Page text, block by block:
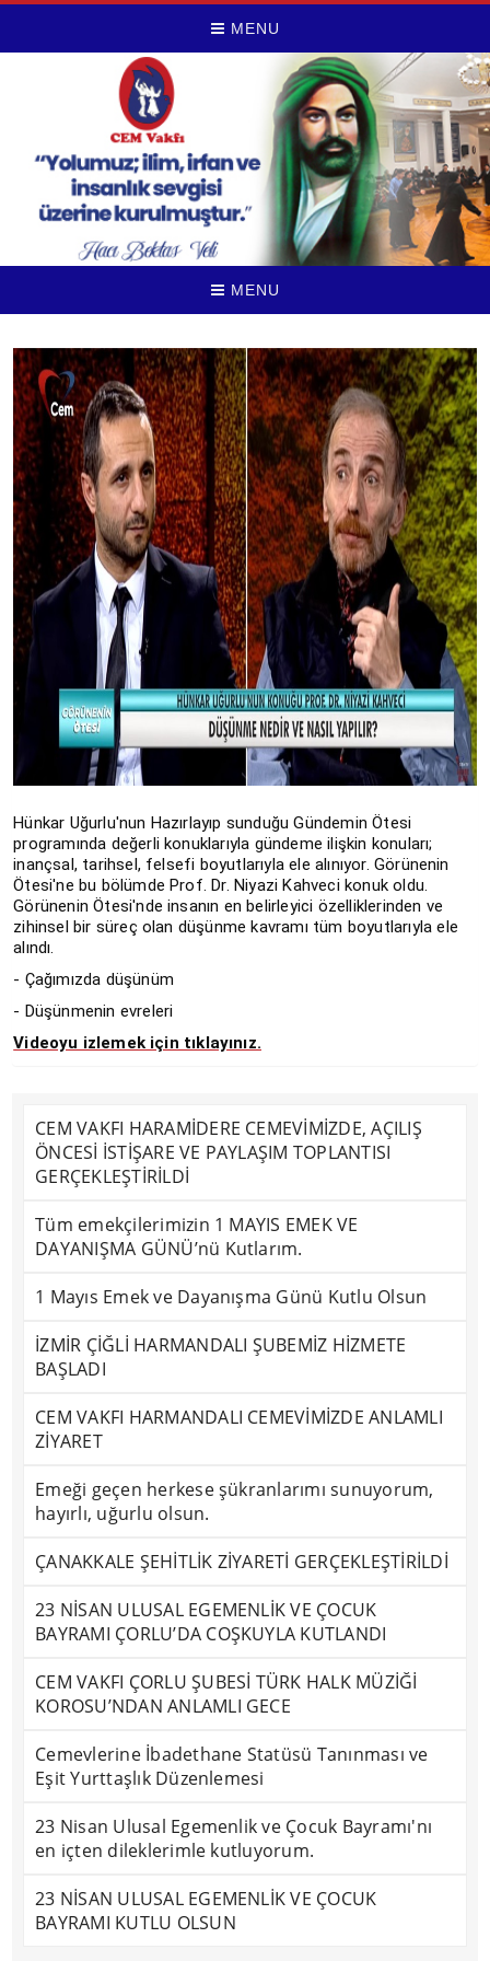
MENU
MENU
Hünkar Uğurlu'nun Hazırlayıp sunduğu Gündemin Ötesi
programında değerli konuklarıyla gündeme ilişkin konuları;
inançsal, tarihsel, felsefi boyutlarıyla ele alınıyor. Görünenin
Ötesi'ne bu bölümde Prof. Dr. Niyazi Kahveci konuk oldu.
Görünenin Ötesi'nde insanın en belirleyici özelliklerinden ve
zihinsel bir süreç olan düşünme kavramı tüm boyutlarıyla ele
alındı.
- Çağımızda düşünüm
- Düşünmenin evreleri
Videoyu izlemek için tıklayınız.
CEM VAKFI HARAMİDERE CEMEVİMİZDE, AÇILIŞ
ÖNCESİ İSTİŞARE VE PAYLAŞIM TOPLANTISI
GERÇEKLEŞTİRİLDİ
Tüm emekçilerimizin 1 MAYIS EMEK VE
DAYANIŞMA GÜNÜ’nü Kutlarım.
1 Mayıs Emek ve Dayanışma Günü Kutlu Olsun
İZMİR ÇİĞLİ HARMANDALI ŞUBEMİZ HİZMETE
BAŞLADI
CEM VAKFI HARMANDALI CEMEVİMİZDE ANLAMLI
ZİYARET
Emeği geçen herkese şükranlarımı sunuyorum,
hayırlı, uğurlu olsun.
ÇANAKKALE ŞEHİTLİK ZİYARETİ GERÇEKLEŞTİRİLDİ
23 NİSAN ULUSAL EGEMENLİK VE ÇOCUK
BAYRAMI ÇORLU’DA COŞKUYLA KUTLANDI
CEM VAKFI ÇORLU ŞUBESİ TÜRK HALK MÜZİĞİ
KOROSU’NDAN ANLAMLI GECE
Cemevlerine İbadethane Statüsü Tanınması ve
Eşit Yurttaşlık Düzenlemesi
23 Nisan Ulusal Egemenlik ve Çocuk Bayramı'nı
en içten dileklerimle kutluyorum.
23 NİSAN ULUSAL EGEMENLİK VE ÇOCUK
BAYRAMI KUTLU OLSUN